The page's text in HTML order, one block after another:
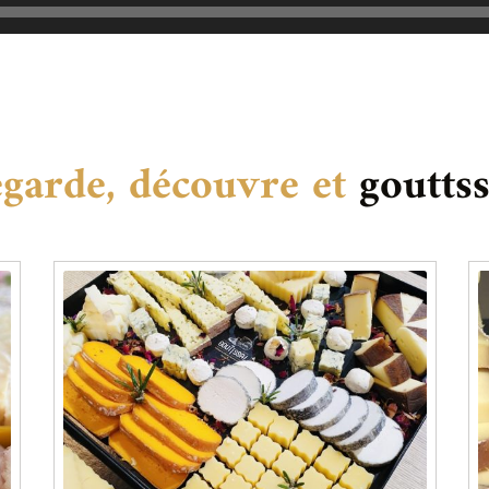
découvre et